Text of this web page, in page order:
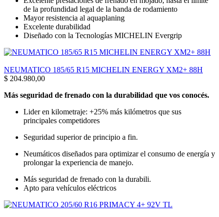
de la profundidad legal de la banda de rodamiento
Mayor resistencia al aquaplaning
Excelente durabilidad
Diseñado con la Tecnologías MICHELIN Evergrip
NEUMATICO 185/65 R15 MICHELIN ENERGY XM2+ 88H
$ 204.980,00
Más seguridad de frenado con la durabilidad que vos conocés.
Lider en kilometraje: +25% más kilómetros que sus
principales competidores
Seguridad superior de principio a fin.
Neumáticos diseñados para optimizar el consumo de energía y
prolongar la experiencia de manejo.
Más seguridad de frenado con la durabili.
Apto para vehículos eléctricos